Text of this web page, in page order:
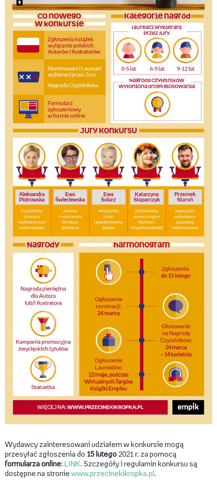
Wydawcy zainteresowani udziałem w konkursie mogą
przesyłać zgłoszenia do 15 lutego 2021 r. za pomocą
formularza online: LINK. Szczegóły i regulamin konkursu są
dostępne na stronie www.przecinekikropka.pl .